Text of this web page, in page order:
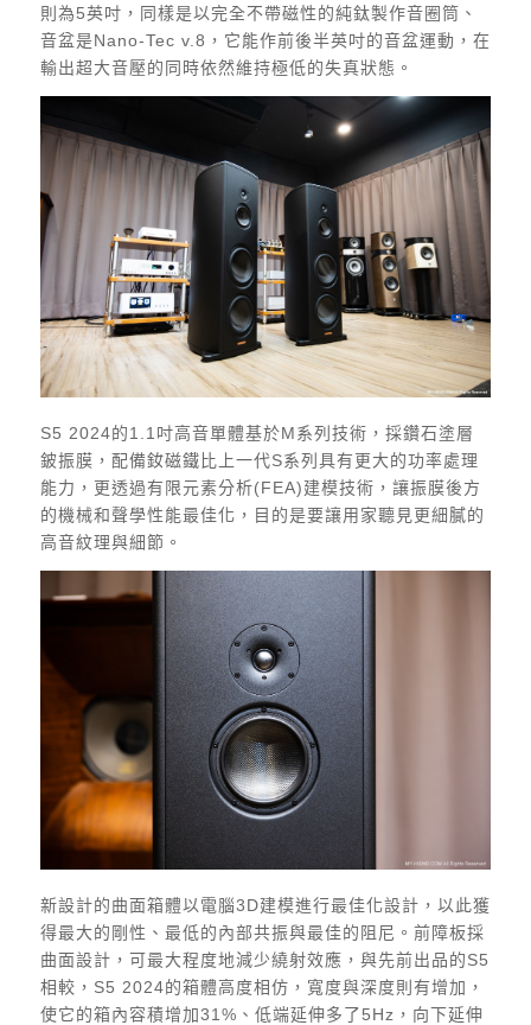
則為5英吋，同樣是以完全不帶磁性的純鈦製作音圈筒、
音盆是Nano-Tec v.8，它能作前後半英吋的音盆運動，在
輸出超大音壓的同時依然維持極低的失真狀態。
S5 2024的1.1吋高音單體基於M系列技術，採鑽石塗層
鈹振膜，配備釹磁鐵比上一代S系列具有更大的功率處理
能力，更透過有限元素分析(FEA)建模技術，讓振膜後方
的機械和聲學性能最佳化，目的是要讓用家聽見更細膩的
高音紋理與細節。
新設計的曲面箱體以電腦3D建模進行最佳化設計，以此獲
得最大的剛性、最低的內部共振與最佳的阻尼。前障板採
曲面設計，可最大程度地減少繞射效應，與先前出品的S5
相較，S5 2024的箱體高度相仿，寬度與深度則有增加，
使它的箱內容積增加31%、低端延伸多了5Hz，向下延伸